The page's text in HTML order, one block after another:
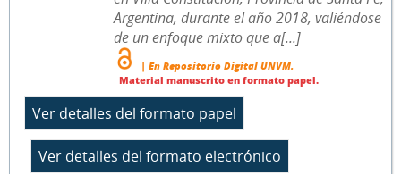
Argentina, durante el año 2018, valiéndose
de un enfoque mixto que a[...]
| En Repositorio Digital UNVM.
Material manuscrito en formato papel.